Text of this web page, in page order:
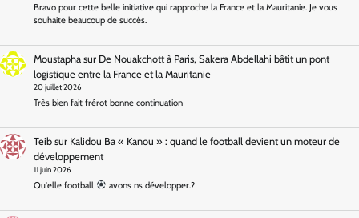
Bravo pour cette belle initiative qui rapproche la France et la Mauritanie. Je vous
souhaite beaucoup de succès.
Moustaphasur De Nouakchott à Paris, Sakera Abdellahi bâtit un pont
logistique entre la France et la Mauritanie
20 juillet 2026
Très bien fait frérot bonne continuation
Teibsur Kalidou Ba « Kanou » : quand le football devient un moteur de
développement
11 juin 2026
Qu'elle football avons ns développer.?